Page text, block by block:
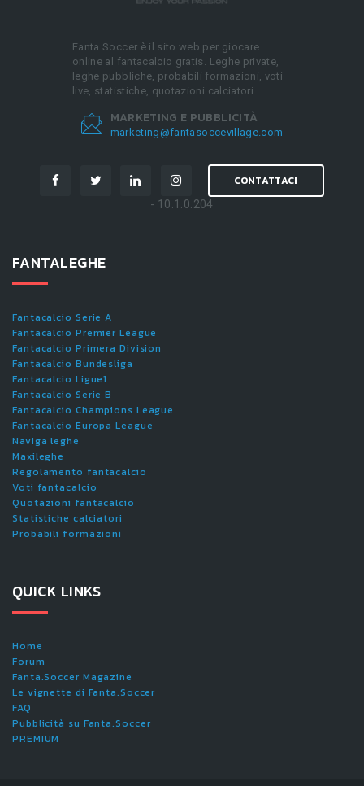
Fanta.Soccer è il sito web per giocare
online al fantacalcio gratis. Leghe private,
leghe pubbliche, probabili formazioni, voti
live, statistiche, quotazioni calciatori.
MARKETING E PUBBLICITÀ
marketing@fantasoccevillage.com
CONTATTACI
- 10.1.0.204
FANTALEGHE
Fantacalcio Serie A
Fantacalcio Premier League
Fantacalcio Primera Division
Fantacalcio Bundesliga
Fantacalcio Ligue1
Fantacalcio Serie B
Fantacalcio Champions League
Fantacalcio Europa League
Naviga leghe
Maxileghe
Regolamento fantacalcio
Voti fantacalcio
Quotazioni fantacalcio
Statistiche calciatori
Probabili formazioni
QUICK LINKS
Home
Forum
Fanta.Soccer Magazine
Le vignette di Fanta.Soccer
FAQ
Pubblicità su Fanta.Soccer
PREMIUM